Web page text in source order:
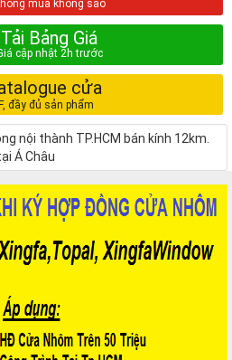
Tải Bảng Giá
cửa
nội thành TP.HCM bán kính 12km.
Á Châu